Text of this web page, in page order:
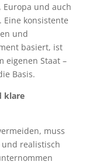
Europa und auch
konsistente
und
basiert, ist
eigenen Staat –
Basis.
klare
muss
realistisch